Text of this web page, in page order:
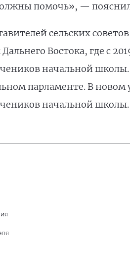
помочь», —
сельских
Востока, где с
начальной
парламенте. В новом
начальной школы.